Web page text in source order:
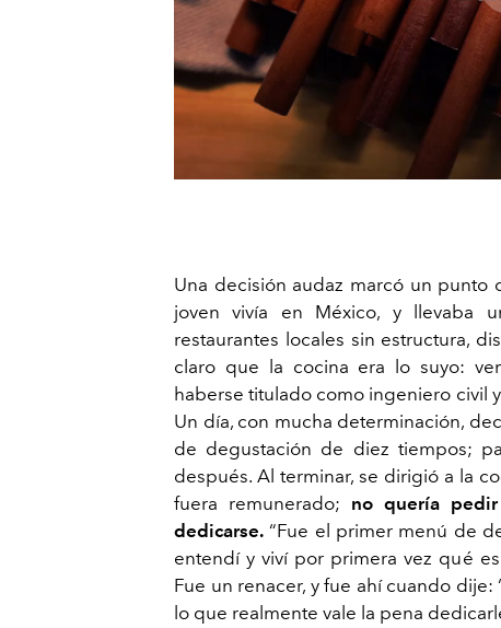
Una decisión audaz marcó un punto
joven vivía en México, y llevaba
restaurantes locales sin estructura,
claro que la cocina era lo suyo:
haberse titulado como ingeniero civil
Un día, con mucha determinación,
de degustación de diez tiempos;
después. Al terminar, se dirigió a la
fuera remunerado; no quería
dedicarse. “Fue el primer menú de
entendí y viví por primera vez qué
Fue un renacer, y fue ahí cuando
lo que realmente vale la pena